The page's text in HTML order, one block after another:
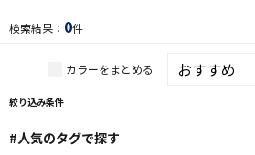
検索結果： 0件
カラーをまとめる
絞り込み条件
#人気のタグで探す